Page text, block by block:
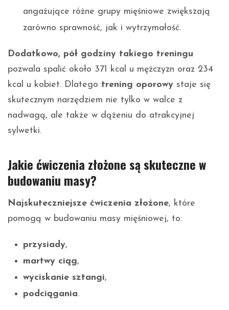
angażujące różne grupy mięśniowe zwiększają
zarówno sprawność, jak i wytrzymałość.
Dodatkowo, pół godziny takiego treningu
pozwala spalić około 371 kcal u mężczyzn oraz 234
kcal u kobiet. Dlatego trening oporowy staje się
skutecznym narzędziem nie tylko w walce z
nadwagą, ale także w dążeniu do atrakcyjnej
sylwetki.
Jakie ćwiczenia złożone są skuteczne w
budowaniu masy?
Najskuteczniejsze ćwiczenia złożone, które
pomogą w budowaniu masy mięśniowej, to:
przysiady,
martwy ciąg,
wyciskanie sztangi,
podciągania.